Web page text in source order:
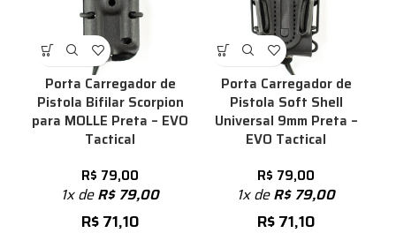
Porta Carregador de
Pistola Bifilar Scorpion
para MOLLE Preta – EVO
Tactical
R$ 79,00
1x deR$79,00
R$71,10
Porta Carregador de
Pistola Soft Shell
Universal 9mm Preta –
EVO Tactical
R$ 79,00
1x deR$79,00
R$71,10